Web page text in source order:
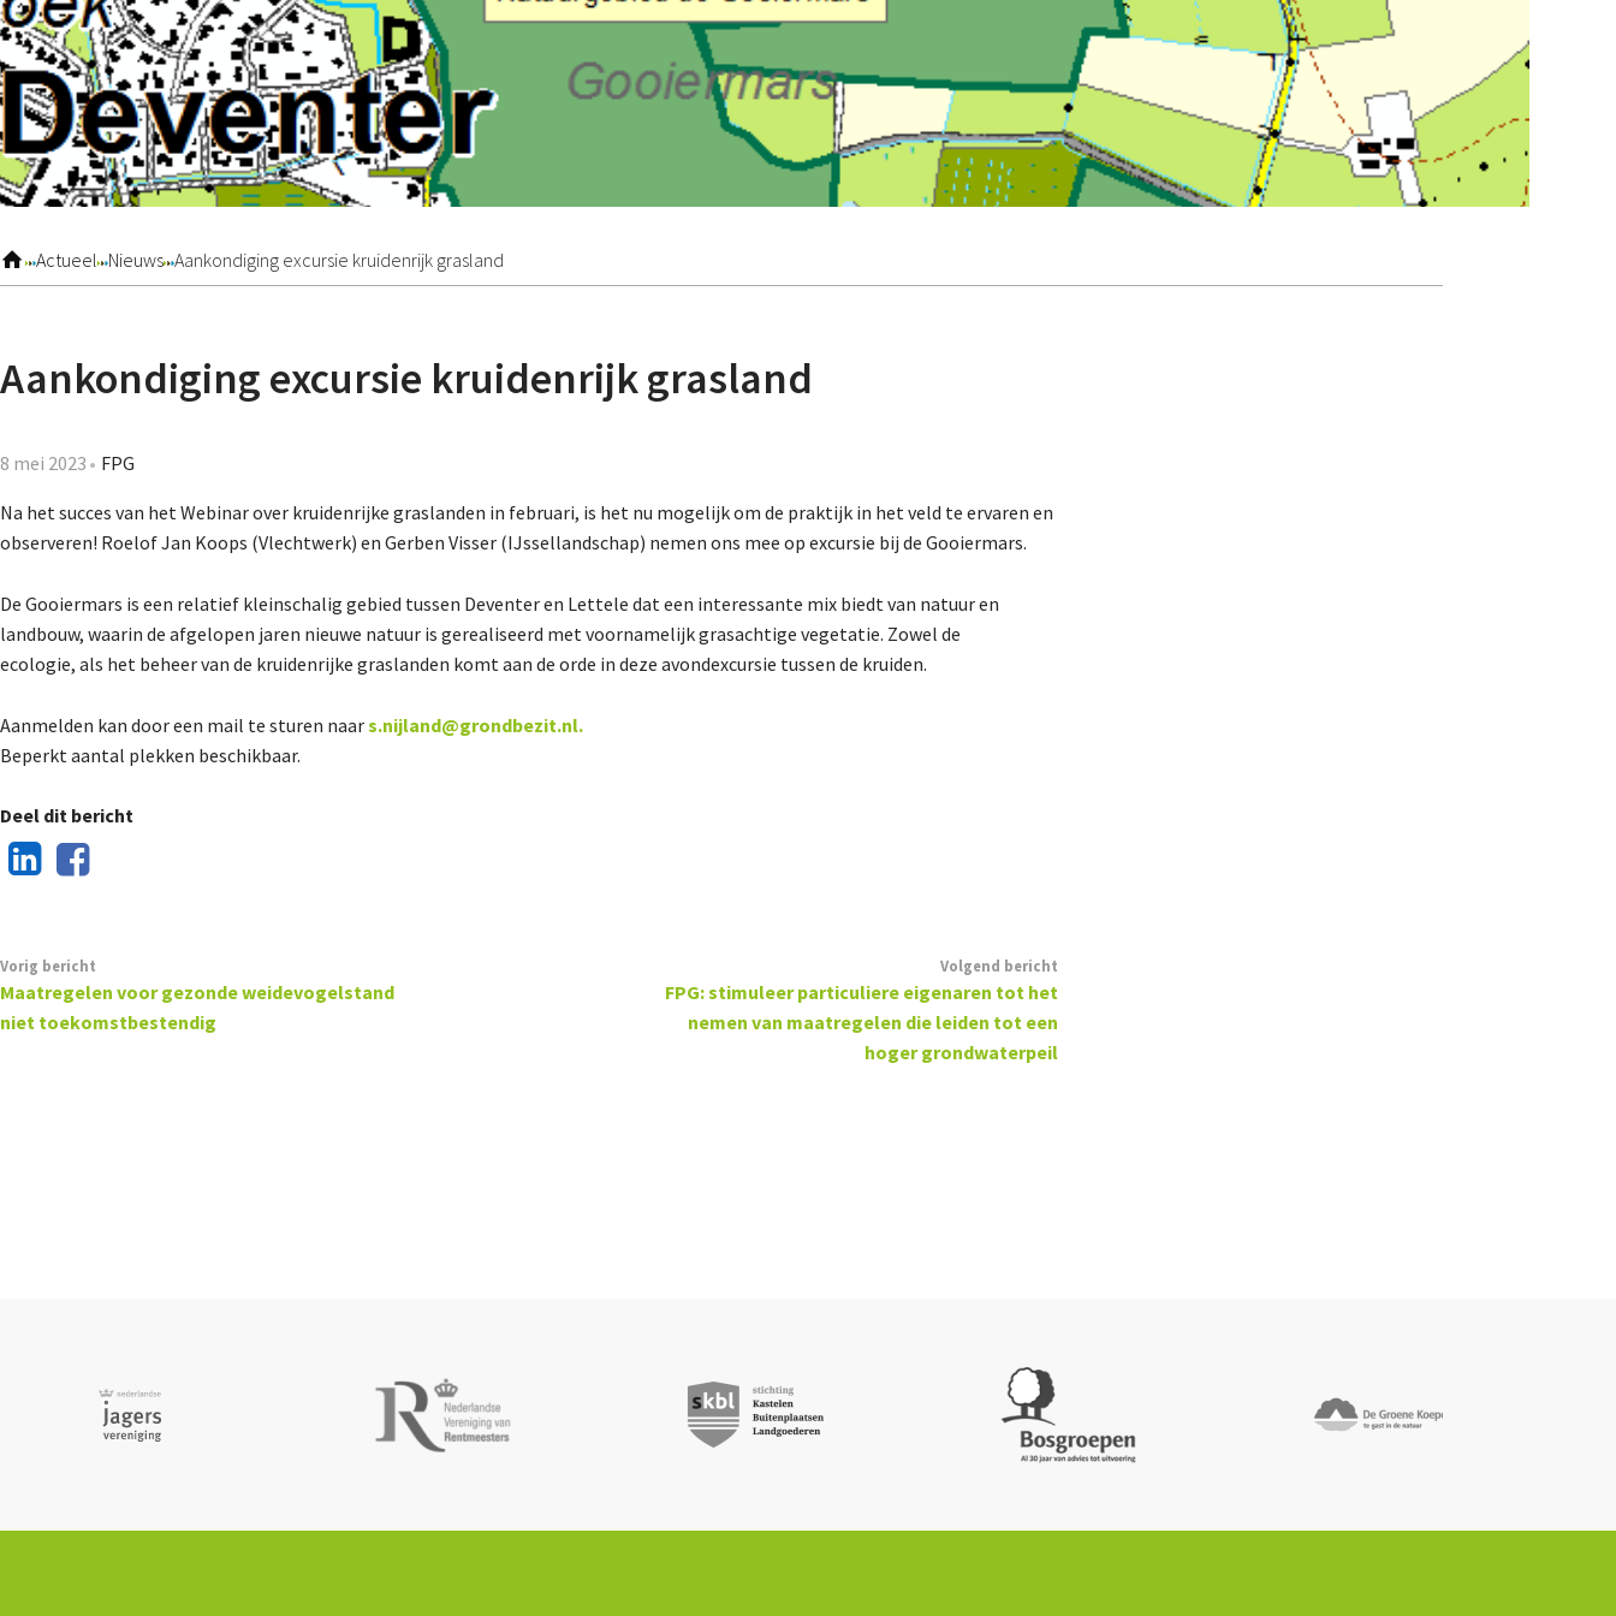
Actueel Nieuws Aankondiging excursie kruidenrijk grasland
Aankondiging excursie kruidenrijk grasland
8 mei 2023 FPG
Na het succes van het Webinar over kruidenrijke graslanden in februari, is het nu mogelijk om de praktijk in het veld te ervaren en
observeren! Roelof Jan Koops (Vlechtwerk) en Gerben Visser (IJssellandschap) nemen ons mee op excursie bij de Gooiermars.
De Gooiermars is een relatief kleinschalig gebied tussen Deventer en Lettele dat een interessante mix biedt van natuur en
landbouw, waarin de afgelopen jaren nieuwe natuur is gerealiseerd met voornamelijk grasachtige vegetatie. Zowel de
ecologie, als het beheer van de kruidenrijke graslanden komt aan de orde in deze avondexcursie tussen de kruiden.
Aanmelden kan door een mail te sturen naars.nijland@grondbezit.nl.
Beperkt aantal plekken beschikbaar.
Deel dit bericht
Vorig bericht
Maatregelen voor gezonde weidevogelstand
niet toekomstbestendig
Volgend bericht
FPG: stimuleer particuliere eigenaren tot het
nemen van maatregelen die leiden tot een
hoger grondwaterpeil
Agenda
De FPG